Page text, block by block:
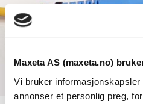
Maxeta AS (maxeta.no)
Vi bruker informasjonskapsler
annonser et personlig preg,